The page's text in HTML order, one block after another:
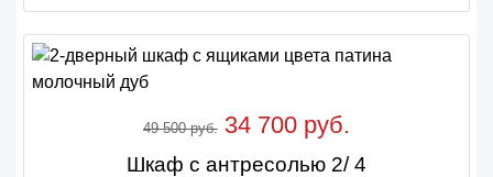
49 500 руб. 34 700 руб.
Шкаф с антресолью 2/ 4